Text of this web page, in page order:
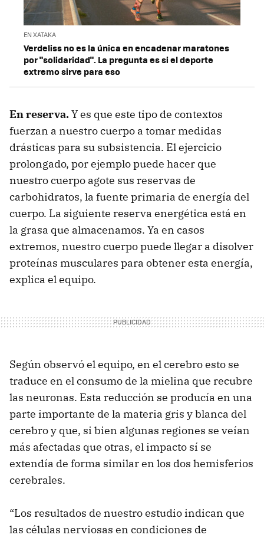
EN XATAKA
Verdeliss no es la única en encadenar maratones
por "solidaridad". La pregunta es si el deporte
extremo sirve para eso
En reserva.Y es que este tipo de contextos
fuerzan a nuestro cuerpo a tomar medidas
drásticas para su subsistencia. El ejercicio
prolongado, por ejemplo puede hacer que
nuestro cuerpo agote sus reservas de
carbohidratos, la fuente primaria de energía del
cuerpo. La siguiente reserva energética está en
la grasa que almacenamos. Ya en casos
extremos, nuestro cuerpo puede llegar a disolver
proteínas musculares para obtener esta energía,
explica el equipo.
Según observó el equipo, en el cerebro esto se
traduce en el consumo de la mielina que recubre
las neuronas. Esta reducción se producía en una
parte importante de la materia gris y blanca del
cerebro y que, si bien algunas regiones se veían
más afectadas que otras, el impacto sí se
extendía de forma similar en los dos hemisferios
cerebrales.
“Los resultados de nuestro estudio indican que
las células nerviosas en condiciones de